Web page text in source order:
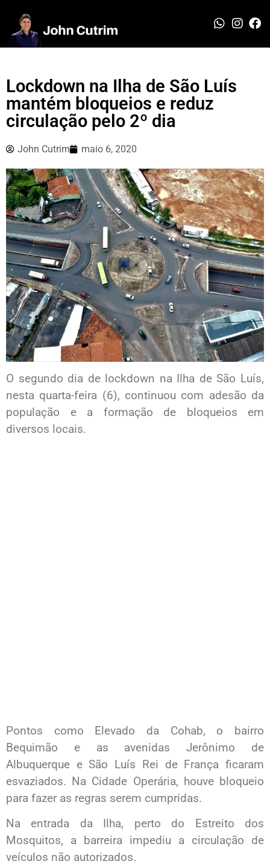
Lockdown na Ilha de São Luís
mantém bloqueios e reduz
circulação pelo 2º dia
John Cutrim maio 6, 2020
O segundo dia de lockdown na Ilha de São Luís,
nesta quarta-feira (6), continuou com adesão da
população e a formação de bloqueios em
diversos locais.
Pontos como Elevado da Cohab, o bairro
Bequimão e as avenidas Jerônimo de
Albuquerque e São Luís Rei de França ficaram
esvaziados. Na Cidade Operária, houve bloqueio
para fazer as regras serem cumpridas.
Na entrada da Ilha, perto do Estreito dos
Mosquitos, a barreira impediu a circulação de
veículos não autorizados.